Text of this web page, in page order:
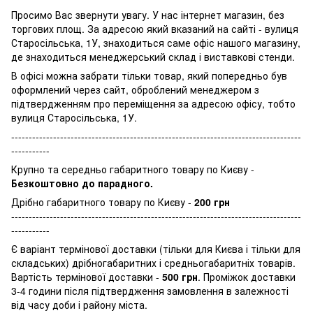
Просимо Вас звернути увагу. У нас інтернет магазин, без
торгових площ. За адресою який вказаний на сайті - вулиця
Старосільська, 1У, знаходиться саме офіс нашого магазину,
де знаходиться менеджерський склад і виставкові стенди.
В офісі можна забрати тільки товар, який попередньо був
оформлений через сайт, оброблений менеджером з
підтвердженням про переміщення за адресою офісу, тобто
вулиця Старосільська, 1У.
-----------------------------------------------------------------------------------
-----------
Крупно та середньо габаритного товару по Києву -
Безкоштовно до парадного.
Дрібно габаритного товару по Києву - 200 грн
-----------------------------------------------------------------------------------
-----------
Є варіант термінової доставки (тільки для Києва і тільки для
складських) дрібногабаритних і средньогабаритніх товарів.
Вартість термінової доставки - 500 грн. Проміжок доставки
3-4 години після підтвердження замовлення в залежності
від часу доби і району міста.